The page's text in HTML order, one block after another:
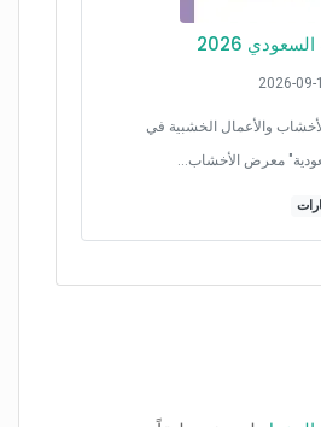
2026
والأعمال الخشبية في
معرض الأخشاب…